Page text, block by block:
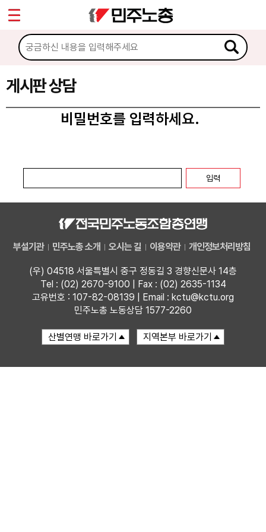
게시판 상담
비밀번호를 입력하세요.
부설기관 민주노총 소개 오시는 길 이용약관 개인정보처리방침
(우) 04518 서울특별시 중구 정동길 3 경향신문사 14층
Tel : (02) 2670-9100 | Fax : (02) 2635-1134
고유번호 : 107-82-08139 | Email : kctu@kctu.org
민주노총 노동상담 1577-2260
마이페이지
소개
소식
권리찾기수첩 검색
바로보기
찾아보기
노동조합 가입 안내
전국 노동상담소 안내